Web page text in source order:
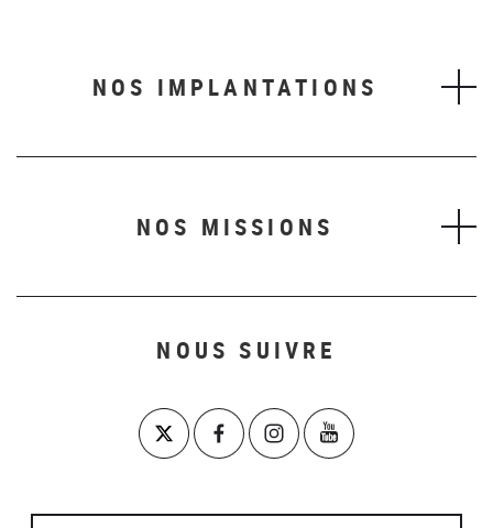
NOS IMPLANTATIONS
NOS MISSIONS
NOUS SUIVRE